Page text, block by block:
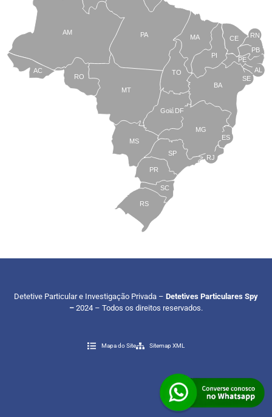
TO
BA
SE
PE
AL
RN
CE
PI
MA
PA
AM
AC
RO
MT
MS
Goiás
PR
SC
RS
SP
MG
RJ
ES
DF
PB
Detetive Particular e Investigação Privada – Detetives Particulares Spy
– 2024 – Todos os direitos reservados.
Mapa do Site Sitemap XML